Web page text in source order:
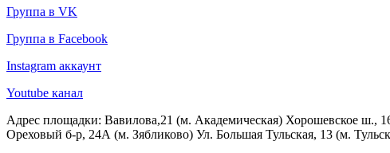
Группа в VK
Группа в Facebook
Instagram аккаунт
Youtube канал
Адрес площадки: Вавилова,21 (м. Академическая) Хорошевское ш.,
Ореховый б-р, 24А (м. Зябликово) Ул. Большая Тульская, 13 (м.